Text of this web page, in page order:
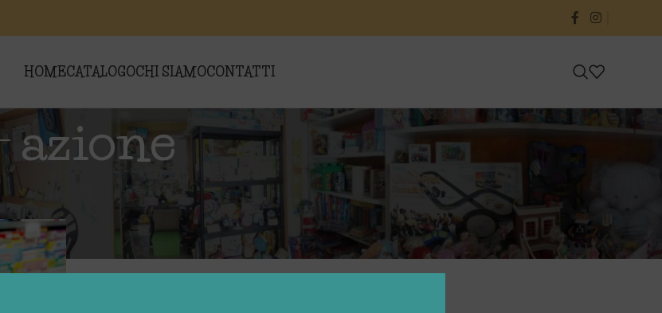
HOMECATALOGOCHI SIAMOCONTATTI
azione
Show